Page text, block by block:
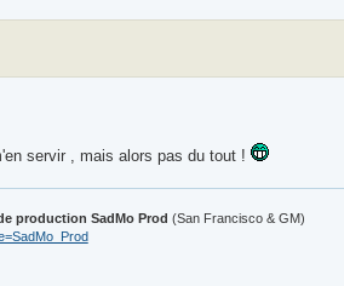
servir , mais alors pas du tout !
production SadMo Prod (San Francisco & GM)